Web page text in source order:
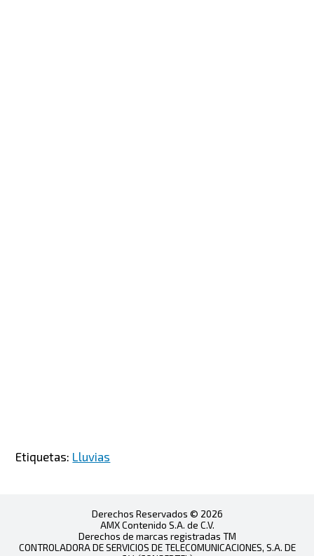
Etiquetas: Lluvias
Derechos Reservados © 2026
AMX Contenido S.A. de C.V.
Derechos de marcas registradas TM
CONTROLADORA DE SERVICIOS DE TELECOMUNICACIONES, S.A. DE